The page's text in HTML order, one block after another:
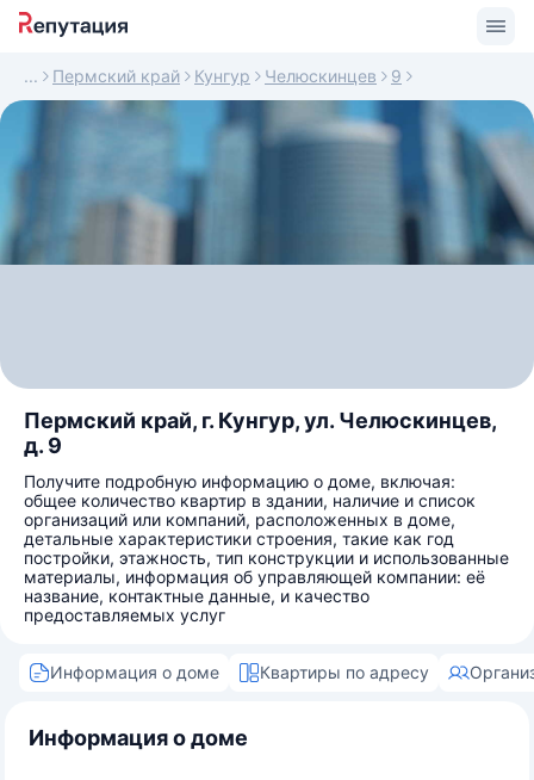
Пермский край Кунгур Челюскинцев 9
Пермский край, г. Кунгур, ул. Челюскинцев,
д. 9
Получите подробную информацию о доме, включая:
общее количество квартир в здании, наличие и список
организаций или компаний, расположенных в доме,
детальные характеристики строения, такие как год
постройки, этажность, тип конструкции и использованные
материалы, информация об управляющей компании: её
название, контактные данные, и качество
предоставляемых услуг
Информация о доме Квартиры по адресу
Информация о доме